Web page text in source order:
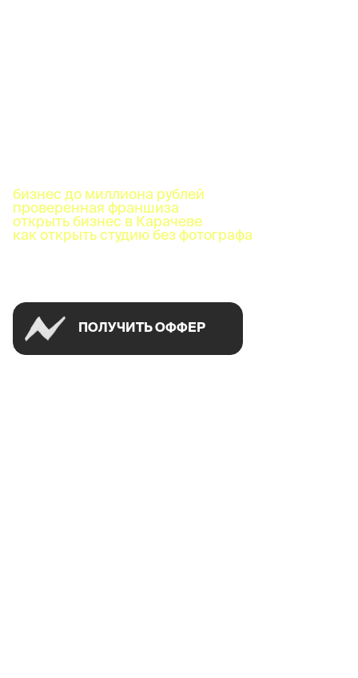
бизнес до миллиона рублей
проверенная франшиза
открыть бизнес в Карачеве
как открыть студию без фотографа
ПОЛУЧИТЬ ОФФЕР